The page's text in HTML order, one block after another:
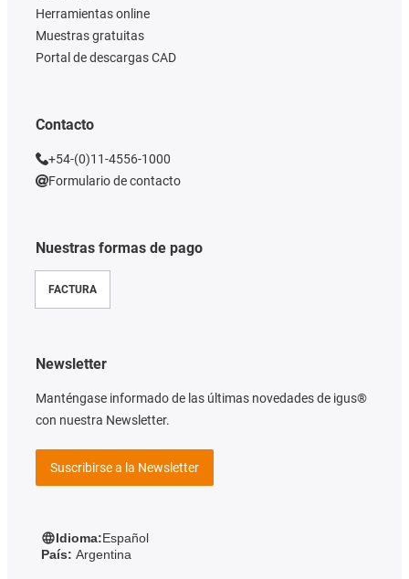
Nuestras formas de pago
FACTURA
Herramientas online
Muestras gratuitas
Portal de descargas CAD
Contacto
+54-(0)11-4556-1000
Formulario de contacto
Newsletter
Manténgase informado de las últimas novedades de igus®
con nuestra Newsletter.
Suscribirse a la Newsletter
Idioma:Español
País: Argentina